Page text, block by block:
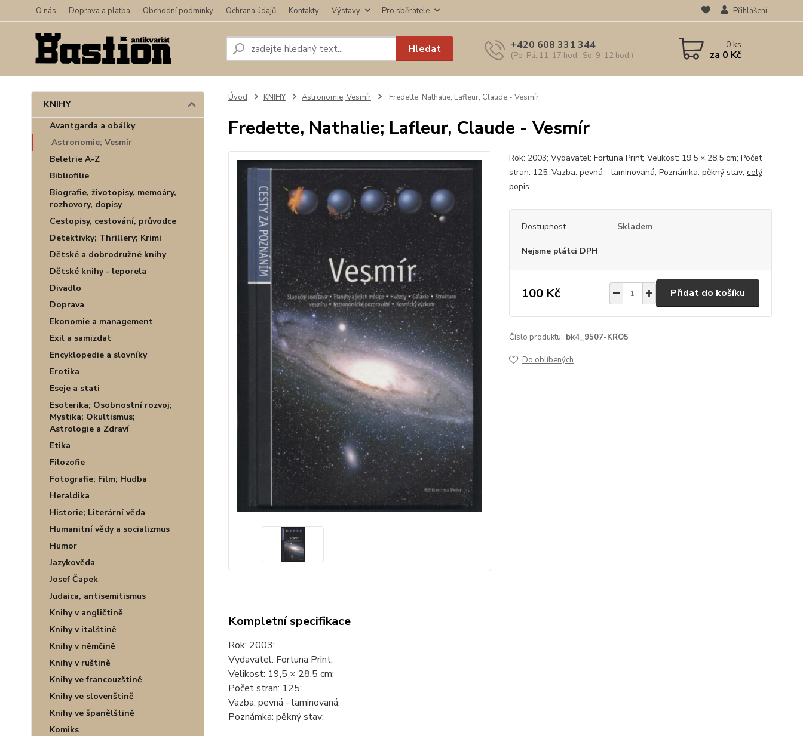
O nás Doprava a platba Obchodní podmínky Ochrana údajů Kontakty Výstavy Pro sběratele Přihlášení
Hledat +420 608 331 344
(Po-Pá, 11-17 hod.; So, 9-12 hod.)
0ks
za 0 Kč
KNIHY
Avantgarda a obálky
Astronomie; Vesmír
Beletrie A-Z
Bibliofilie
Biografie, životopisy, memoáry,
rozhovory, dopisy
Cestopisy, cestování, průvodce
Detektivky; Thrillery; Krimi
Dětské a dobrodružné knihy
Dětské knihy - leporela
Divadlo
Doprava
Ekonomie a management
Exil a samizdat
Encyklopedie a slovníky
Erotika
Eseje a stati
Esoterika; Osobnostní rozvoj;
Mystika; Okultismus;
Astrologie a Zdraví
Etika
Filozofie
Fotografie; Film; Hudba
Heraldika
Historie; Literární věda
Humanitní vědy a socializmus
Humor
Jazykověda
Josef Čapek
Judaica, antisemitismus
Knihy v angličtině
Knihy v italštině
Knihy v němčině
Knihy v ruštině
Knihy ve francouzštině
Knihy ve slovenštině
Knihy ve španělštině
Komiks
Úvod KNIHY Astronomie; Vesmír Fredette, Nathalie; Lafleur, Claude - Vesmír
Fredette, Nathalie; Lafleur, Claude - Vesmír
Rok: 2003; Vydavatel: Fortuna Print; Velikost: 19,5 × 28,5 cm; Počet
stran: 125; Vazba: pevná - laminovaná; Poznámka: pěkný stav; celý
popis
Dostupnost Skladem
Nejsme plátci DPH
100 Kč Přidat do košíku
Číslo produktu: bk4_9507-KRO5
Do oblíbených
Kompletní specifikace
Rok: 2003;
Vydavatel: Fortuna Print;
Velikost: 19,5 × 28,5 cm;
Počet stran: 125;
Vazba: pevná - laminovaná;
Poznámka: pěkný stav;